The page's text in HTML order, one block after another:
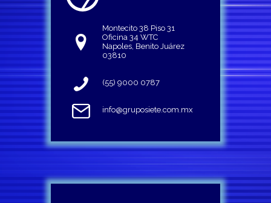
Montecito 38 Piso 31
Oficina 34 WTC
Napoles, Benito Juárez
03810
(55) 9000 0787
info@gruposiete.com.mx